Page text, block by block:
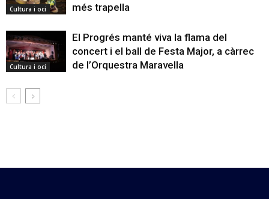
Cultura i oci
més trapella
Cultura i oci
El Progrés manté viva la flama del
concert i el ball de Festa Major, a càrrec
de l’Orquestra Maravella